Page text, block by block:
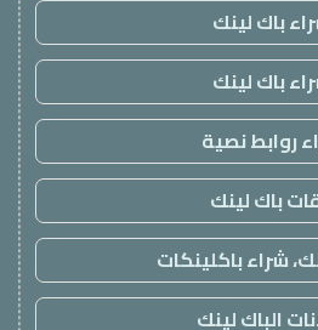
باك لينك
باك لينك
روابط نصية
باك لينك
شراء باكلينكات
الباك لينك